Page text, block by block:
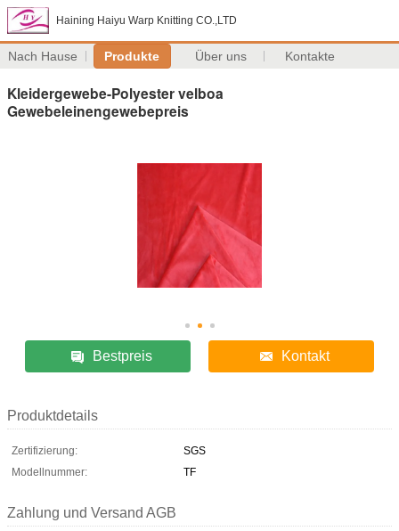
Haining Haiyu Warp Knitting CO.,LTD
Nach Hause Produkte Über uns Kontakte
Kleidergewebe-Polyester velboa
Gewebeleinengewebepreis
Bestpreis Kontakt
Produktdetails
Zertifizierung:
SGS
Modellnummer:
TF
Zahlung und Versand AGB